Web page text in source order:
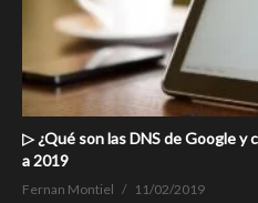
▷ ¿Qué son las DNS de Google y
a 2019
Fernan Montiel 11/02/2019